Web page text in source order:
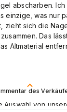
des
Auswahl von
abscharben.
einzige, was nur
zieht sich die
Das
Altmaterial